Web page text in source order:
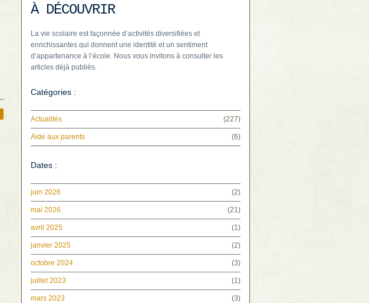
À DÉCOUVRIR
La vie scolaire est façonnée d’activités diversifiées et
enrichissantes qui donnent une identité et un sentiment
d’appartenance à l’école. Nous vous invitons à consulter les
articles déjà publiés.
Catégories :
Actualités (227)
Aide aux parents (6)
Dates :
juin 2026 (2)
mai 2026 (21)
avril 2025 (1)
janvier 2025 (2)
octobre 2024 (3)
juillet 2023 (1)
mars 2023 (3)